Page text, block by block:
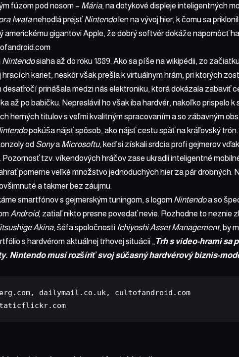
fúzom pod nosom – Mária, na dotykové displeje inteligentných
Iwatanehodlá prejsťNintendolen na vývoj hier, k čomu sa
americkému gigantovi Apple, že dobrý softvér dokáže napomôcť
Nintendosiaha až do roku 1889. Ako sa píše nawikipédii, zo
kariet, neskôr však prešla k virtuálnym hrám, pri ktorých
prinášala medzi nás elektroniku, ktorá dokázala zabaviť
až po babičku. Nepreslávil ho však iba hardvér, nakoľko prispelo
herných titulov s veľmi kvalitným spracovaním a so zábavným
pokúša nájsť spôsob, ako nájsť cestu späť na kráľovský
od Sonya Microsoftu, keď si získali srdcia profi gejmerov
Pozornosť tzv. víkendových hráčov zase ukradli inteligentné
pomerne veľké množstvo jednoduchých hier za pár drobných.
a takmer bez záujmu.
smartfónov s gejmerským tuningom, s logom Nintendoa so
Android, zatiaľ nikto presne povedať nevie. Rozhodne to neznie
Akina, šéfa spoločnosti Ichiyoshi Asset Management, by
s hardvérom aktuálnej trhovej situácii „ Trh s video-hrami sa
Nintendo musí rozšíriť svoj súčasný hardvérový biznis-
, dailymail.co.uk , cultofandroid.com